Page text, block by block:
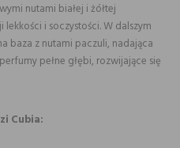
nutami białej i żółtej
i soczystości. W dalszym
baza z nutami paczuli, nadająca
pełne głębi, rozwijające się
Cubia: